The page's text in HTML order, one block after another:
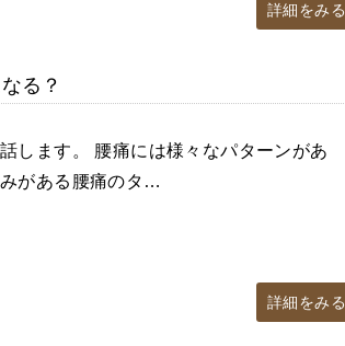
詳細をみる
る？
します。 腰痛には様々なパターンがあ
がある腰痛のタ…
詳細をみる